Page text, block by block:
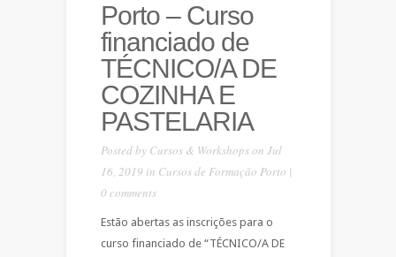
Porto – Curso
financiado de
TÉCNICO/A DE
COZINHA E
PASTELARIA
Posted by Cursos & Workshopson Jul
16, 2019 in Cursos de Formação Porto |
0 comments
Estão abertas as inscrições para o
curso financiado de “TÉCNICO/A DE